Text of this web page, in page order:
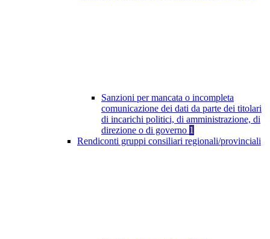
Sanzioni per mancata o incompleta
comunicazione dei dati da parte dei titolari
di incarichi politici, di amministrazione, di
direzione o di governo 1
Rendiconti gruppi consiliari regionali/provinciali